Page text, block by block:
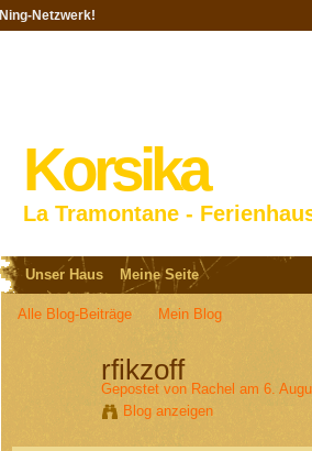
Netzwerk!
Korsika
La Tramontane -
Unser Haus Meine Seite
Alle Blog-Beiträge Mein Blog
rfikzoff
Gepostet von Rachel am 6.
Blog anzeigen